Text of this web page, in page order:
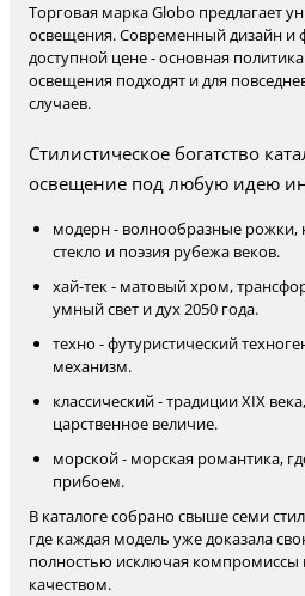
Торговая марка Globo предлагает
освещения. Современный дизайн и
доступной цене - основная
освещения подходят и для
случаев.
Стилистическое богатство
освещение под любую идею
модерн - волнообразные
стекло и поэзия рубежа веков.
хай-тек - матовый хром,
умный свет и дух 2050 года.
техно - футуристический
механизм.
классический - традиции XIX
царственное величие.
морской - морская романтика,
прибоем.
В каталоге собрано свыше семи
где каждая модель уже доказала
полностью исключая
качеством.